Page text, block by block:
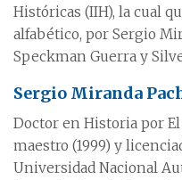
Históricas (IIH), la cual
alfabético, por Sergio
Speckman Guerra y
Sergio Miranda
Doctor en Historia por
maestro (1999) y
Universidad Nacional